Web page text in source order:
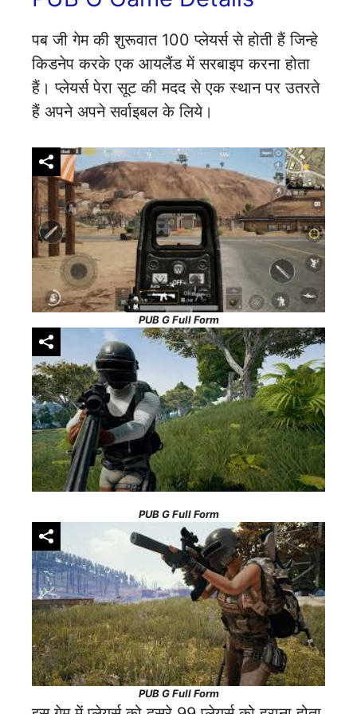
पब जी गेम की शुरूवात 100 प्लेयर्स से होती हैं जिन्हे
किडनेप करके एक आयलैंड में सरबाइप करना होता
हैं। प्लेयर्स पेरा सूट की मदद से एक स्थान पर उतरते
हैं अपने अपने सर्वाइबल के लिये।
PUB G Full Form
PUB G Full Form
PUB G Full Form